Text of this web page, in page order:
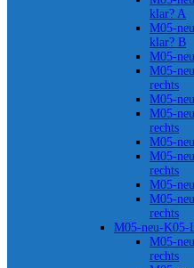
klar? A
M05-
klar? B
M05-
M05-
rechts
M05-
M05-
rechts
M05-
M05-
rechts
M05-
M05-
rechts
M05-neu-K05-
M05-
rechts